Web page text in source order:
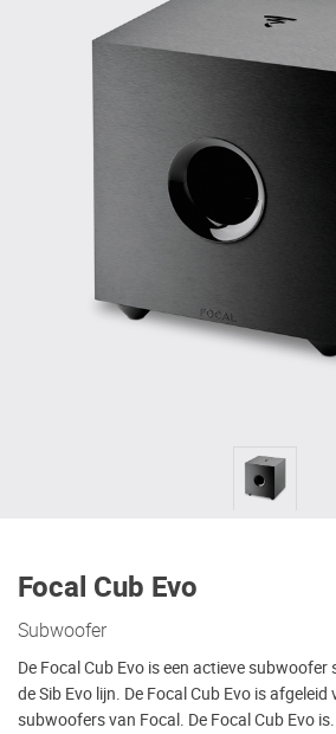
Focal Cub Evo
Subwoofer
De Focal Cub Evo is een actieve
de Sib Evo lijn. De Focal Cub Evo is afgeleid
subwoofers van Focal. De Focal Cub Evo